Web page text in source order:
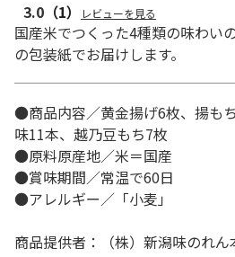
3.0 （1） レビューを見る
国産米でつくった4種類の味わい
の包装紙でお届けします。
●商品内容／黄金揚げ6枚、揚も
味11本、越乃豆もち7枚
●原料原産地／米＝国産
●賞味期間／常温で60日
●アレルギー／「小麦」
商品提供者：（株）新潟味のれん